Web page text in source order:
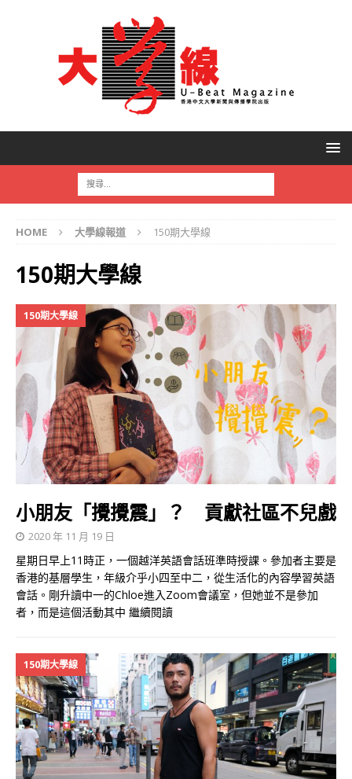
HOME 大學線報道 150期大學線
150期大學線
150期大學線
小朋友「攪攪震」？ 貢獻社區不兒戲
2020 年 11 月 19 日
星期日早上11時正，一個越洋英語會話班準時授課。參加者主要是
香港的基層學生，年級介乎小四至中二，從生活化的內容學習英語
會話。剛升讀中一的Chloe進入Zoom會議室，但她並不是參加
者，而是這個活動其中 繼續閱讀
150期大學線